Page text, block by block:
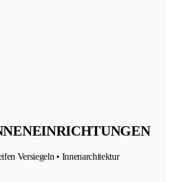
Versiegeln • Innenarchitektur